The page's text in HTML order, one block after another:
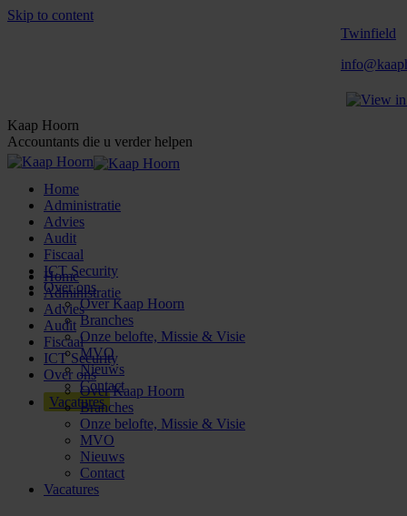
Skip to content
Twinfield
Kaap Hoorn
Accountants die u verder helpen
Home
Administratie
Advies
Audit
Fiscaal
ICT Security
Over ons
Over Kaap Hoorn
Branches
Onze belofte, Missie & Visie
MVO
Nieuws
Contact
Vacatures
Home
Administratie
Advies
Audit
Fiscaal
ICT Security
Over ons
Over Kaap Hoorn
Branches
Onze belofte, Missie & Visie
MVO
Nieuws
Contact
Vacatures